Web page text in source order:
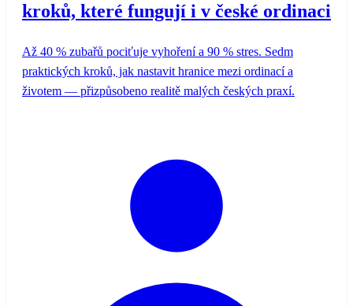
kroků, které fungují i v české ordinaci
Až 40 % zubařů pociťuje vyhoření a 90 % stres. Sedm
praktických kroků, jak nastavit hranice mezi ordinací a
životem — přizpůsobeno realitě malých českých praxí.